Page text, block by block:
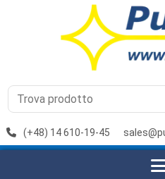
(+48) 14 610-19-45